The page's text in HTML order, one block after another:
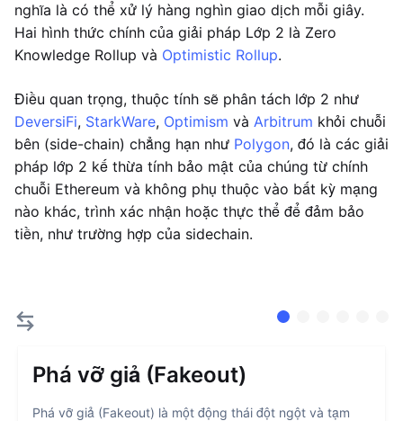
nghĩa là có thể xử lý hàng nghìn giao dịch mỗi giây.
Hai hình thức chính của giải pháp Lớp 2 là Zero
Knowledge Rollup và Optimistic Rollup.
Điều quan trọng, thuộc tính sẽ phân tách lớp 2 như
DeversiFi, StarkWare, Optimism và Arbitrum khỏi chuỗi
bên (side-chain) chẳng hạn như Polygon, đó là các giải
pháp lớp 2 kế thừa tính bảo mật của chúng từ chính
chuỗi Ethereum và không phụ thuộc vào bất kỳ mạng
nào khác, trình xác nhận hoặc thực thể để đảm bảo
tiền, như trường hợp của sidechain.
Phá vỡ giả (Fakeout)
Phá vỡ giả (Fakeout) là một động thái đột ngột và tạm